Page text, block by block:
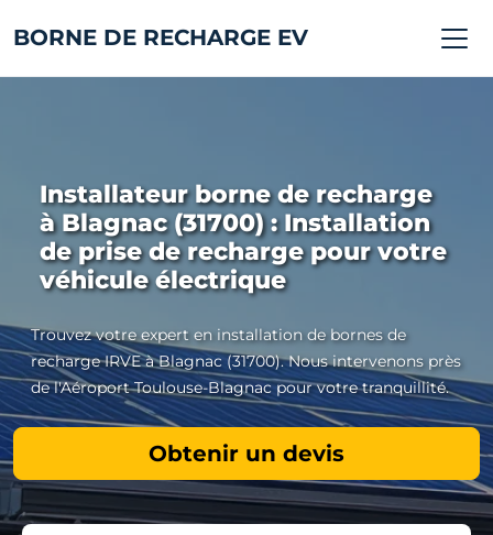
BORNE DE RECHARGE EV
Installateur borne de recharge
à Blagnac (31700) : Installation
de prise de recharge pour votre
véhicule électrique
Trouvez votre expert en installation de bornes de
recharge IRVE à Blagnac (31700). Nous intervenons près
de l'Aéroport Toulouse-Blagnac pour votre tranquillité.
Obtenir un devis